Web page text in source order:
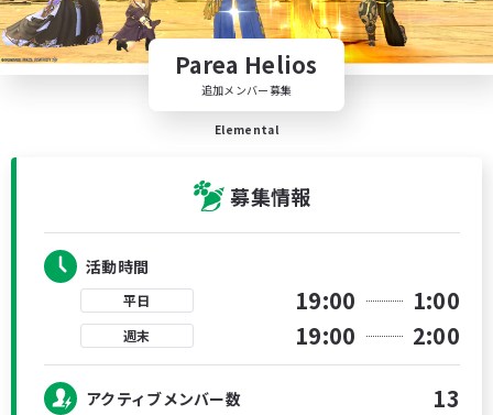
Parea Helios
追加メンバー募集
Elemental
募集情報
活動時間
平日 19:00 1:00
週末 19:00 2:00
アクティブメンバー数 13